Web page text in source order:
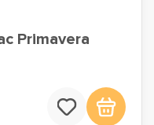
Primavera